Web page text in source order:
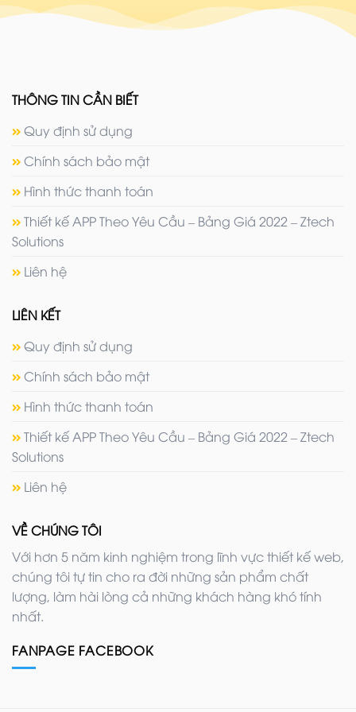
THÔNG TIN CẦN BIẾT
Quy định sử dụng
Chính sách bảo mật
Hình thức thanh toán
Thiết kế APP Theo Yêu Cầu – Bảng Giá 2022 – Ztech
Solutions
Liên hệ
LIÊN KẾT
Quy định sử dụng
Chính sách bảo mật
Hình thức thanh toán
Thiết kế APP Theo Yêu Cầu – Bảng Giá 2022 – Ztech
Solutions
Liên hệ
VỀ CHÚNG TÔI
Với hơn 5 năm kinh nghiệm trong lĩnh vực thiết kế web,
chúng tôi tự tin cho ra đời những sản phẩm chất
lượng, làm hài lòng cả những khách hàng khó tính
nhất.
FANPAGE FACEBOOK